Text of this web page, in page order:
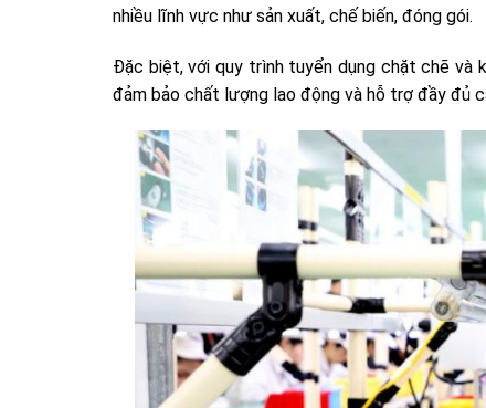
nhiều lĩnh vực như sản xuất, chế biến, đóng gói.
Đặc biệt, với quy trình tuyển dụng chặt chẽ và
đảm bảo chất lượng lao động và hỗ trợ đầy đủ